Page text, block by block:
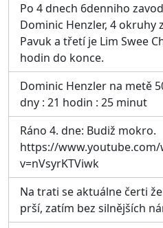
Po 4 dnech 6denniho
Dominic Henzler, 4 okruhy
Pavuk a třetí je Lim Swee
hodin do konce.
Dominic Henzler na metě
dny : 21 hodin : 25 minut
Ráno 4. dne: Budiž mokro.
https://www.youtube.com/
v=nVsyrKTViwk
Na trati se aktuálne čerti
prší, zatím bez silnějších